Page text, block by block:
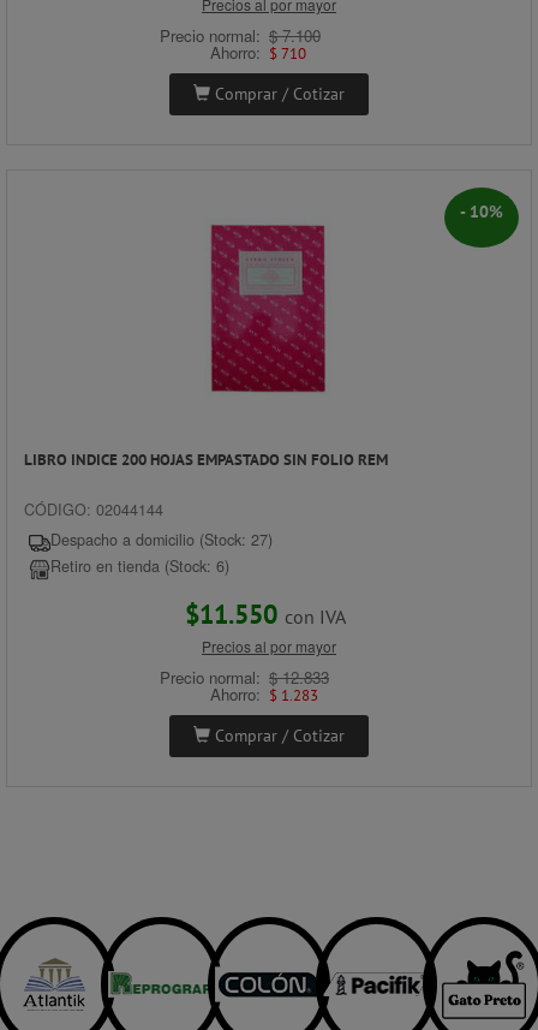
Precios al por mayor
Precio normal: $ 7.100
Ahorro: $ 710
Comprar / Cotizar
- 10%
LIBRO INDICE 200 HOJAS EMPASTADO SIN FOLIO REM
CÓDIGO: 02044144
Despacho a domicilio (Stock: 27)
Retiro en tienda (Stock: 6)
$11.550 con IVA
Precios al por mayor
Precio normal: $ 12.833
Ahorro: $ 1.283
Comprar / Cotizar